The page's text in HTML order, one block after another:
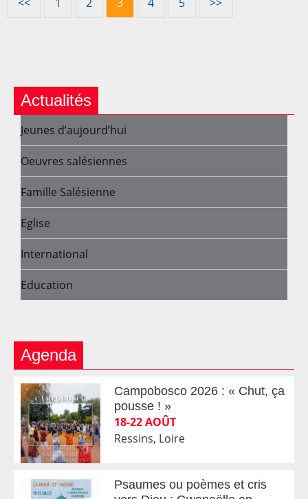
Actualités
Jeunes d’aujourd’hui
Oeuvres salésiennes
Famille Salésienne
Eglise
International
Education
Agenda
Campobosco 2026 : « Chut, ça
pousse ! »
18-22 AOÛT
Ressins, Loire
Psaumes ou poèmes et cris